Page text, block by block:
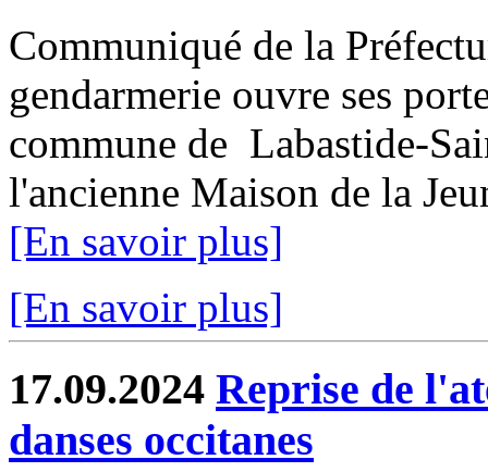
Communiqué de la
gendarmerie ouvre ses
commune de Labastide-
l'ancienne Maison de la
[En savoir plus]
[En savoir plus]
17.09.2024 Reprise de
danses occitanes